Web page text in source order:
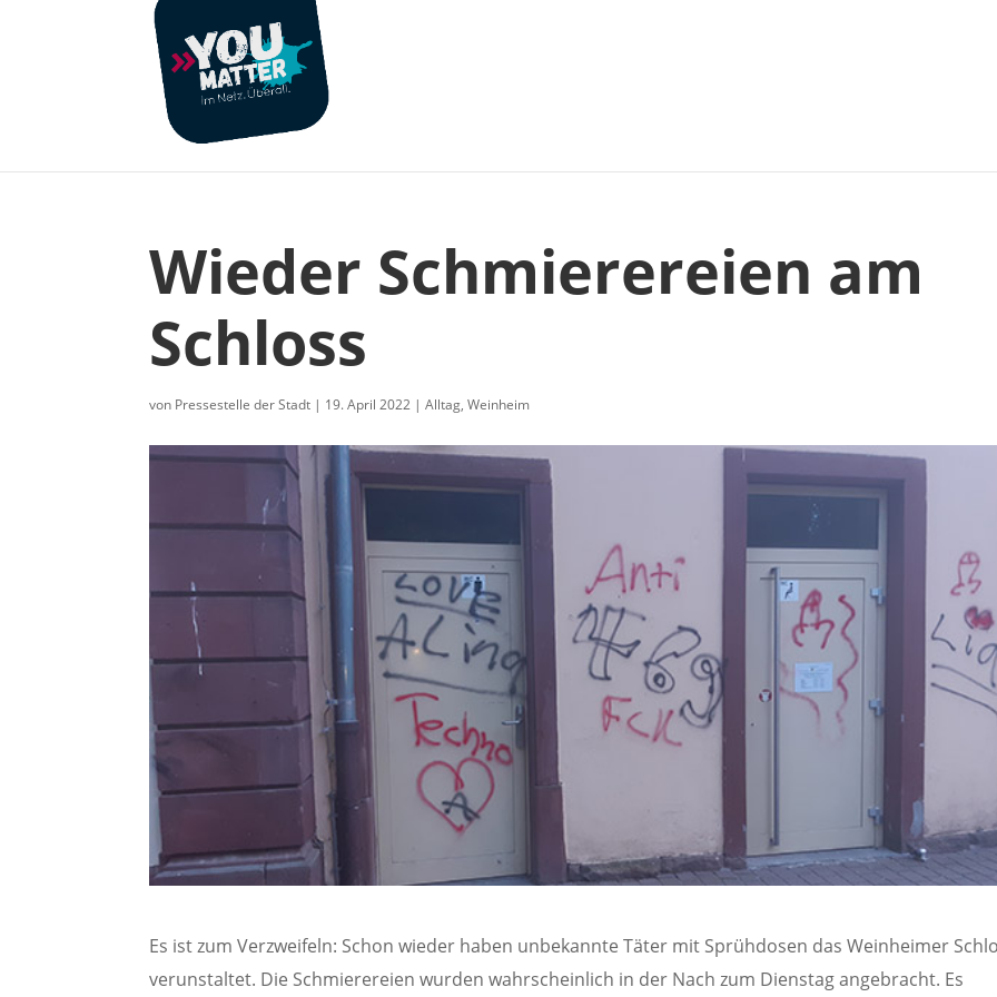
Wieder Schmierereien am
Schloss
von Pressestelle der Stadt | 19. April 2022 |Alltag,Weinheim
Es ist zum Verzweifeln: Schon wieder haben unbekannte Täter mit Sprühdosen das Weinheimer
verunstaltet. Die Schmierereien wurden wahrscheinlich in der Nach zum Dienstag angebracht. Es